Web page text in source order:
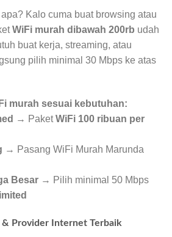
Kalo cuma buat browsing atau
WiFi murah dibawah 200rb udah
buat kerja, streaming, atau
pilih minimal 30 Mbps ke atas
murah sesuai kebutuhan:
→ PaketWiFi 100 ribuan per
→ Pasang WiFi Murah Marunda
Besar → Pilih minimal 50 Mbps
& Provider Internet Terbaik